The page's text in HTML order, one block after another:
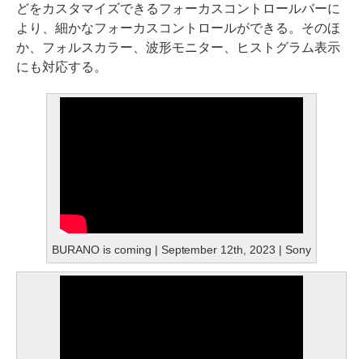
どをカスタマイズできるフォーカスコントロールバーに
より、細かなフォーカスコントロールができる。そのほ
か、フォルスカラー、波形モニター、ヒストグラム表示
にも対応する。
BURANO is coming | September 12th, 2023 | Sony